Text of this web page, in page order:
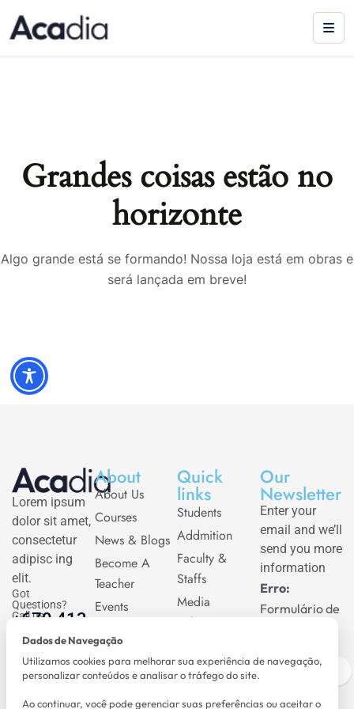
Grandes coisas estão no
horizonte
Algo grande está se formando! Nossa loja está em obras e
será lançada em breve!
Lorem ipsum
dolor sit amet,
consectetur
adipisc ing
elit.
Got
Questions?
Call us
+670 413
90 762
acadia@gmail.com
About
About Us
Courses
News & Blogs
Become A
Teacher
Events
Quick
links
Students
Addmition
Faculty &
Staffs
Media
Relations
Visit
Our
Newsletter
Enter your
email and we’ll
send you more
information
Erro:
Formulário de
Dados de Navegação
Utilizamos cookies para melhorar sua experiência de navegação,
personalizar conteúdos e analisar o tráfego do site.
Ao continuar, você pode gerenciar suas preferências ou aceitar o